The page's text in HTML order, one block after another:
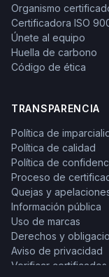
Organismo
Certificadora ISO
Únete al equipo
Huella de carbono
Código de ética
TRANSPARENCIA
Política de
Política de calidad
Política de
Proceso de
Quejas y
Información pública
Uso de marcas
Derechos y
Aviso de privacidad
Verificar certificados